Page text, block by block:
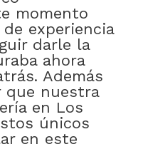
momento
experiencia
darle la
ahora
Además
que nuestra
en Los
únicos
en este